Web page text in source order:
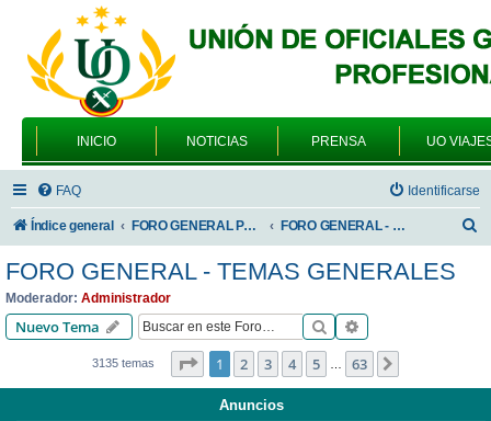
INICIO NOTICIAS PRENSA UO
FAQ Identificarse
Índice general FORO GENERAL PARA TODOS LOS USUARIOS FORO GENERAL - TEMAS GENERALES
FORO GENERAL - TEMAS GENERALES
Moderador: Administrador
Nuevo Tema Buscar
3135 temas Página de 63
1 2 3 4 5 … 63
Anuncios